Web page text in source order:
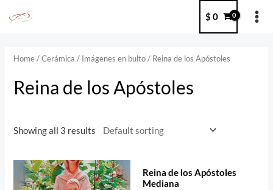
$ 0
Home/Cerámica / Imágenes en bulto/ Reina de los Apóstoles
Reina de los Apóstoles
Showing all 3 results
Reina de los Apóstoles
Mediana